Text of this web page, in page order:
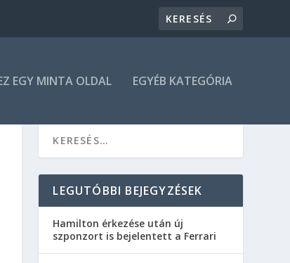
EGY MINTA OLDAL EGYÉB KATEGÓRIA
LEGUTÓBBI BEJEGYZÉSEK
Hamilton érkezése után új
szponzort is bejelentett a Ferrari